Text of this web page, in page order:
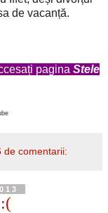
de vacanță.
pagina Stele
de comentarii: